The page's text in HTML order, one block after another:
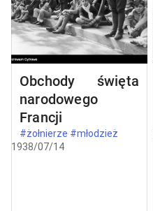
Obchody święta
narodowego
Francji
#żołnierze #młodzież
1938/07/14